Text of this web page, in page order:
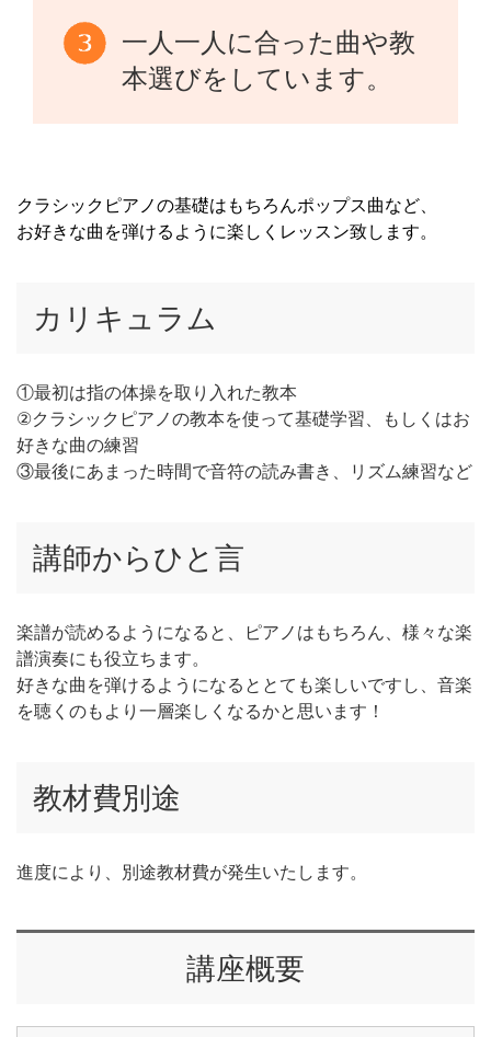
一人一人に合った曲や教
本選びをしています。
クラシックピアノの基礎はもちろんポップス曲など、
お好きな曲を弾けるように楽しくレッスン致します。
カリキュラム
①最初は指の体操を取り入れた教本
②クラシックピアノの教本を使って基礎学習、もしくはお
好きな曲の練習
③最後にあまった時間で音符の読み書き、リズム練習など
講師からひと言
楽譜が読めるようになると、ピアノはもちろん、様々な楽
譜演奏にも役立ちます。
好きな曲を弾けるようになるととても楽しいですし、音楽
を聴くのもより一層楽しくなるかと思います！
教材費別途
進度により、別途教材費が発生いたします。
講座概要